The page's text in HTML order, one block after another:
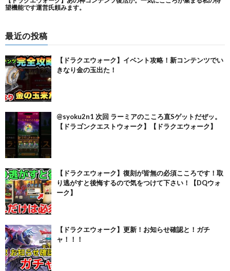
最近の投稿
【ドラクエウォーク】イベント攻略！新コンテンツでい
きなり金の玉出た！
@syoku2n1 次回 ラーミアのこころ直Sゲットだぜッ。
【ドラゴンクエストウォーク】【ドラクエウォーク】
【ドラクエウォーク】復刻が皆無の必須こころです！取
り逃がすと後悔するので気をつけて下さい！【DQウォ
ーク】
【ドラクエウォーク】更新！お知らせ確認と！ガチ
ャ！！！